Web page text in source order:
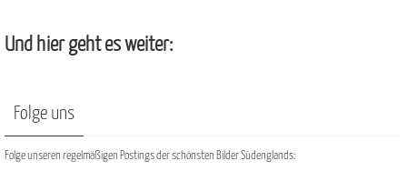
Und hier geht es weiter:
Folge uns
Folge unseren regelmäßigen Postings der schönsten Bilder Südenglands: